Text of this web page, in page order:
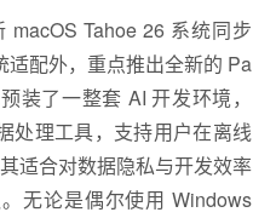
macOS Tahoe 26 系统同步
配外，重点推出全新的 Pa
装了一整套 AI 开发环境，
处理工具，支持用户在离线
适合对数据隐私与开发效率
无论是偶尔使用 Windows